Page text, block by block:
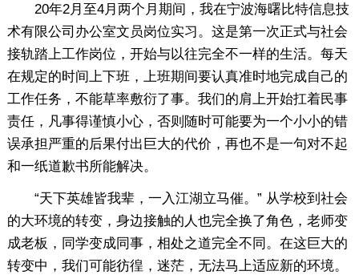
20年2月至4月两个月期间，我在宁波海曙比特信息技
术有限公司办公室文员岗位实习。这是第一次正式与社会
接轨踏上工作岗位，开始与以往完全不一样的生活。每天
在规定的时间上下班，上班期间要认真准时地完成自己的
工作任务，不能草率敷衍了事。我们的肩上开始扛着民事
责任，凡事得谨慎小心，否则随时可能要为一个小小的错
误承担严重的后果付出巨大的代价，再也不是一句对不起
和一纸道歉书所能解决。
“天下英雄皆我辈，一入江湖立马催。” 从学校到社会
的大环境的转变，身边接触的人也完全换了角色，老师变
成老板，同学变成同事，相处之道完全不同。在这巨大的
转变中，我们可能彷徨，迷茫，无法马上适应新的环境。